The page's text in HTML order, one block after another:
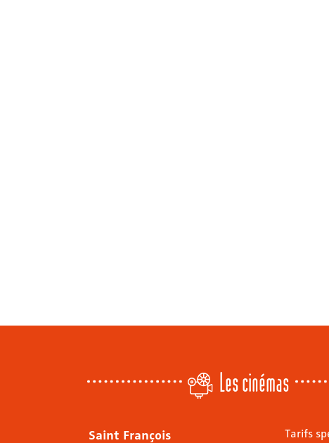
Les cinémas
Saint François
Tarifs